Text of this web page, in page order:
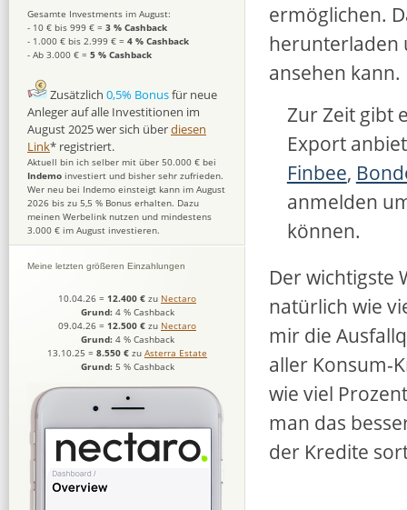
ermöglichen.
herunterladen
ansehen kann.
Zur Zeit gibt
Export
Finbee,
anmelden
können.
Der wichtigste
natürlich wie
mir die
aller Konsum-
wie viel
man das
der Kredite
Gesamte Investments im August:
- 10 € bis 999 € = 3 % Cashback
- 1.000 € bis 2.999 € = 4 % Cashback
- Ab 3.000 € = 5 % Cashback
Zusätzlich 0,5% Bonusfür neue
Anleger auf alle Investitionen im
August 2025 wer sich überdiesen
Link* registriert.
Aktuell bin ich selber mit über 50.000 € bei
Indemo investiert und bisher sehr zufrieden.
Wer neu bei Indemo einsteigt kann im August
2026 bis zu 5,5 % Bonus erhalten. Dazu
meinen Werbelink nutzen und mindestens
3.000 € im August investieren.
Meine letzten größeren Einzahlungen
10.04.26 = 12.400 € zu Nectaro
Grund: 4 % Cashback
09.04.26 = 12.500 € zu Nectaro
Grund: 4 % Cashback
13.10.25 = 8.550 € zu Asterra Estate
Grund: 5 % Cashback